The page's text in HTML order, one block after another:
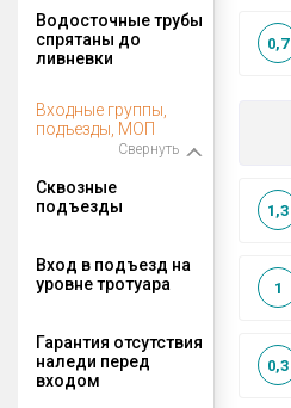
Водосточные трубы
спрятаны до
ливневки
0,7
Входные группы,
подъезды, МОП
Свернуть
Сквозные
подъезды
1,3
Вход в подъезд на
уровне тротуара
1
Гарантия отсутствия
наледи перед
входом
0,3